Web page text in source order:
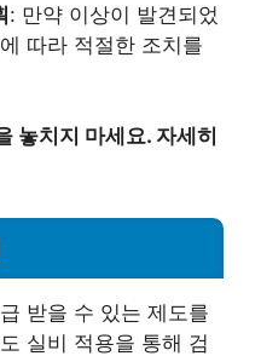
: 만약 이상이 발견되었
따라 적절한 조치를
놓치지 마세요. 자세히
받을 수 있는 제도를
실비 적용을 통해 검